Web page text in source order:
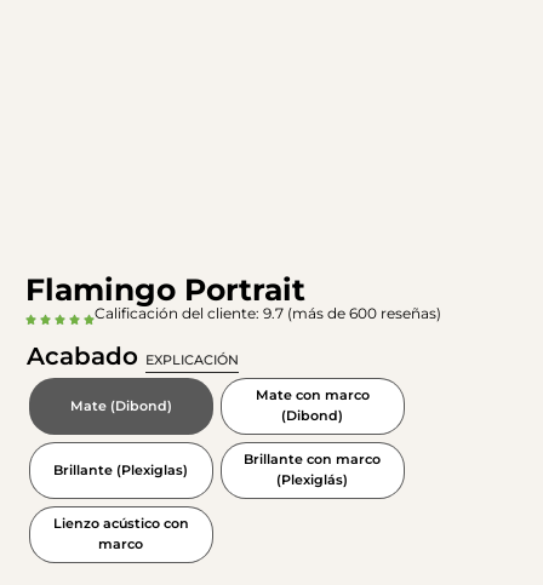
Flamingo Portrait
Calificación del cliente: 9.7 (más de 600 reseñas)
Acabado EXPLICACIÓN
Mate (Dibond)
Mate con marco
(Dibond)
Brillante (Plexiglas)
Brillante con marco
(Plexiglás)
Lienzo acústico con
marco